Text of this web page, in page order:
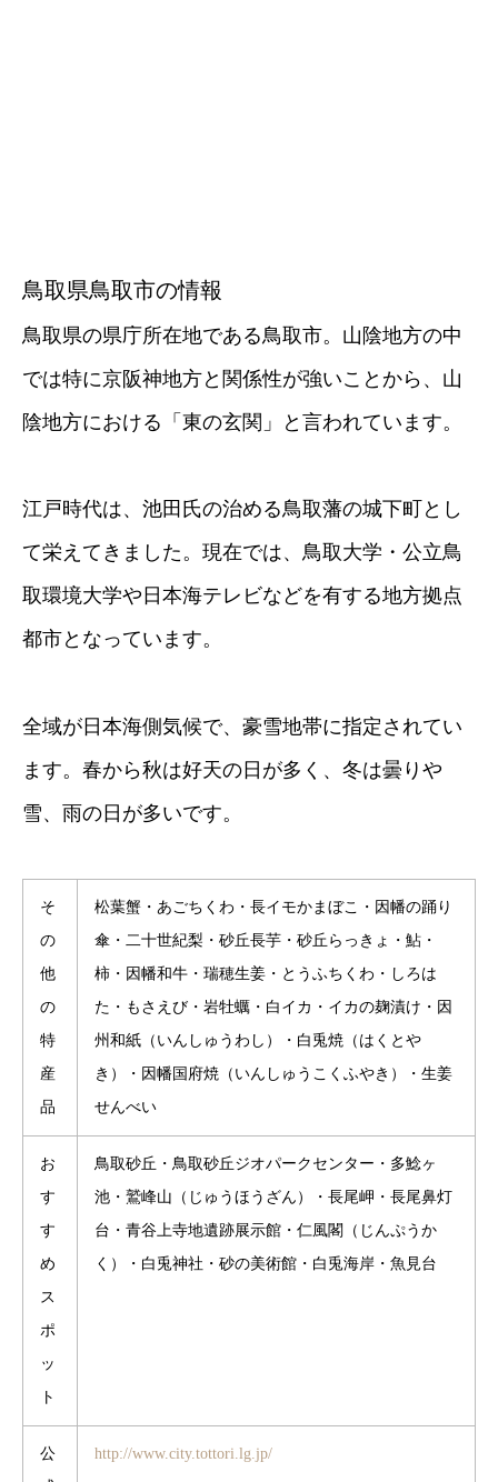
鳥取県鳥取市の情報
鳥取県の県庁所在地である鳥取市。山陰地方の中
では特に京阪神地方と関係性が強いことから、山
陰地方における「東の玄関」と言われています。
江戸時代は、池田氏の治める鳥取藩の城下町とし
て栄えてきました。現在では、鳥取大学・公立鳥
取環境大学や日本海テレビなどを有する地方拠点
都市となっています。
全域が日本海側気候で、豪雪地帯に指定されてい
ます。春から秋は好天の日が多く、冬は曇りや
雪、雨の日が多いです。
そ
の
他
の
特
産
品
松葉蟹・あごちくわ・長イモかまぼこ・因幡の踊り
傘・二十世紀梨・砂丘長芋・砂丘らっきょ・鮎・
柿・因幡和牛・瑞穂生姜・とうふちくわ・しろは
た・もさえび・岩牡蠣・白イカ・イカの麹漬け・因
州和紙（いんしゅうわし）・白兎焼（はくとや
き）・因幡国府焼（いんしゅうこくふやき）・生姜
せんべい
お
す
す
め
ス
ポ
ッ
ト
鳥取砂丘・鳥取砂丘ジオパークセンター・多鯰ヶ
池・鷲峰山（じゅうほうざん）・長尾岬・長尾鼻灯
台・青谷上寺地遺跡展示館・仁風閣（じんぷうか
く）・白兎神社・砂の美術館・白兎海岸・魚見台
公
http://www.city.tottori.lg.jp/